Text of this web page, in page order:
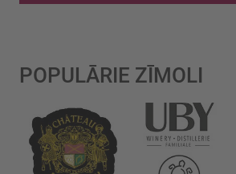
POPULĀRIE ZĪMOLI